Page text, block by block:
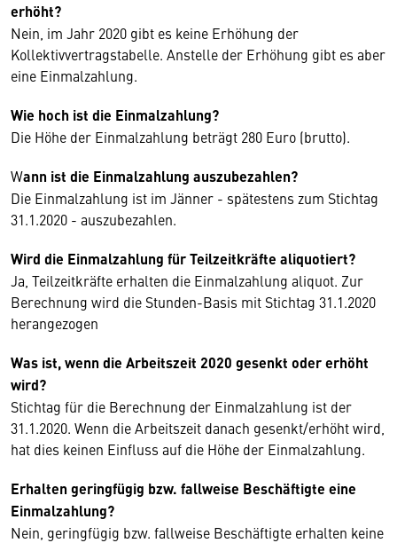
erhöht?
Nein, im Jahr 2020 gibt es keine Erhöhung der
Kollektivvertragstabelle. Anstelle der Erhöhung gibt es aber
eine Einmalzahlung.
Wie hoch ist die Einmalzahlung?
Die Höhe der Einmalzahlung beträgt 280 Euro (brutto).
Wann ist die Einmalzahlung auszubezahlen?
Die Einmalzahlung ist im Jänner - spätestens zum Stichtag
31.1.2020 - auszubezahlen.
Wird die Einmalzahlung für Teilzeitkräfte aliquotiert?
Ja, Teilzeitkräfte erhalten die Einmalzahlung aliquot. Zur
Berechnung wird die Stunden-Basis mit Stichtag 31.1.2020
herangezogen
Was ist, wenn die Arbeitszeit 2020 gesenkt oder erhöht
wird?
Stichtag für die Berechnung der Einmalzahlung ist der
31.1.2020. Wenn die Arbeitszeit danach gesenkt/erhöht wird,
hat dies keinen Einfluss auf die Höhe der Einmalzahlung.
Erhalten geringfügig bzw. fallweise Beschäftigte eine
Einmalzahlung?
Nein, geringfügig bzw. fallweise Beschäftigte erhalten keine